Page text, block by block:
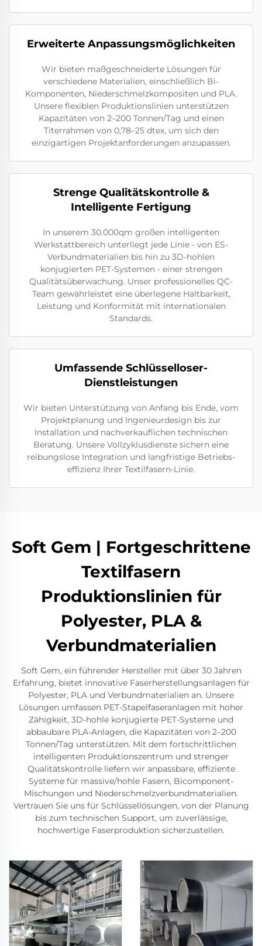
Erweiterte Anpassungsmöglichkeiten
Wir bieten maßgeschneiderte Lösungen für
verschiedene Materialien, einschließlich Bi-
Komponenten, Niederschmelzkompositen und PLA.
Unsere flexiblen Produktionslinien unterstützen
Kapazitäten von 2–200 Tonnen/Tag und einen
Titerrahmen von 0,78–25 dtex, um sich den
einzigartigen Projektanforderungen anzupassen.
Strenge Qualitätskontrolle &
Intelligente Fertigung
In unserem 30.000qm großen intelligenten
Werkstattbereich unterliegt jede Linie - von ES-
Verbundmaterialien bis hin zu 3D-hohlen
konjugierten PET-Systemen - einer strengen
Qualitätsüberwachung. Unser professionelles QC-
Team gewährleistet eine überlegene Haltbarkeit,
Leistung und Konformität mit internationalen
Standards.
Umfassende Schlüsselloser-
Dienstleistungen
Wir bieten Unterstützung von Anfang bis Ende, vom
Projektplanung und Ingenieurdesign bis zur
Installation und nachverkauflichen technischen
Beratung. Unsere Vollzyklusdienste sichern eine
reibungslose Integration und langfristige Betriebs-
effizienz Ihrer Textilfasern-Linie.
Soft Gem | Fortgeschrittene
Textilfasern
Produktionslinien für
Polyester, PLA &
Verbundmaterialien
Soft Gem, ein führender Hersteller mit über 30 Jahren
Erfahrung, bietet innovative Faserherstellungsanlagen für
Polyester, PLA und Verbundmaterialien an. Unsere
Lösungen umfassen PET-Stapelfaseranlagen mit hoher
Zähigkeit, 3D-hohle konjugierte PET-Systeme und
abbaubare PLA-Anlagen, die Kapazitäten von 2–200
Tonnen/Tag unterstützen. Mit dem fortschrittlichen
intelligenten Produktionszentrum und strenger
Qualitätskontrolle liefern wir anpassbare, effiziente
Systeme für massive/hohle Fasern, Bicomponent-
Mischungen und Niederschmelzverbundmaterialien.
Vertrauen Sie uns für Schlüssellösungen, von der Planung
bis zum technischen Support, um zuverlässige,
hochwertige Faserproduktion sicherzustellen.